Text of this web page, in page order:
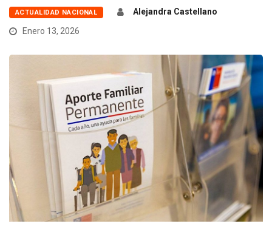
ACTUALIDAD NACIONAL
Alejandra Castellano
Enero 13, 2026